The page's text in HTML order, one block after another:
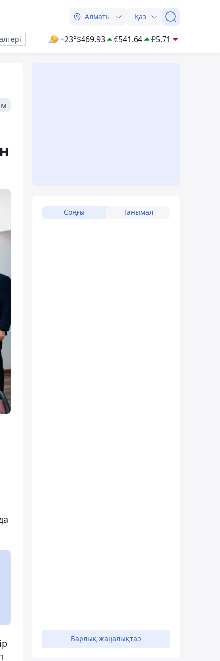
Алматы Қаз
+23°$469.93 €541.64 ₽5.71
Соңғы Танымал
Барлық жаңалықтар